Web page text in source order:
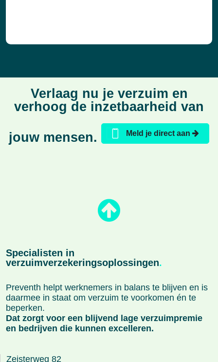
Verlaag nu je verzuim en
verhoog de inzetbaarheid van
jouw mensen. Meld je direct aan
Specialisten in
verzuimverzekeringsoplossingen.
Preventh helpt werknemers in balans te blijven en is
daarmee in staat om verzuim te voorkomen én te
beperken.
Dat zorgt voor een blijvend lage verzuimpremie
en bedrijven die kunnen excelleren.
Zeisterweg 82